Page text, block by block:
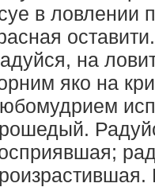
в ловлении
на
яко на